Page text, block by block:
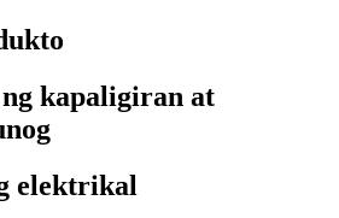
kapaligiran at
elektrikal